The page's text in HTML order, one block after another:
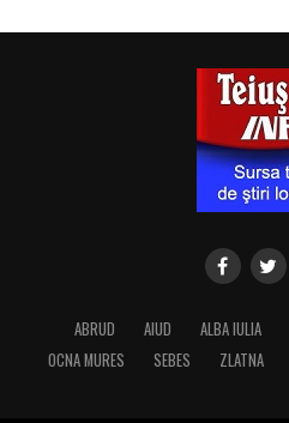
ABRUD AIUD ALBA IULIA
OCNA MURES
SEBES ZLATNA